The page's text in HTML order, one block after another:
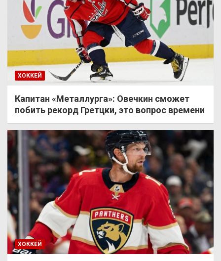
ХОККЕЙ
Капитан «Металлурга»: Овечкин сможет
побить рекорд Гретцки, это вопрос времени
ХОККЕЙ